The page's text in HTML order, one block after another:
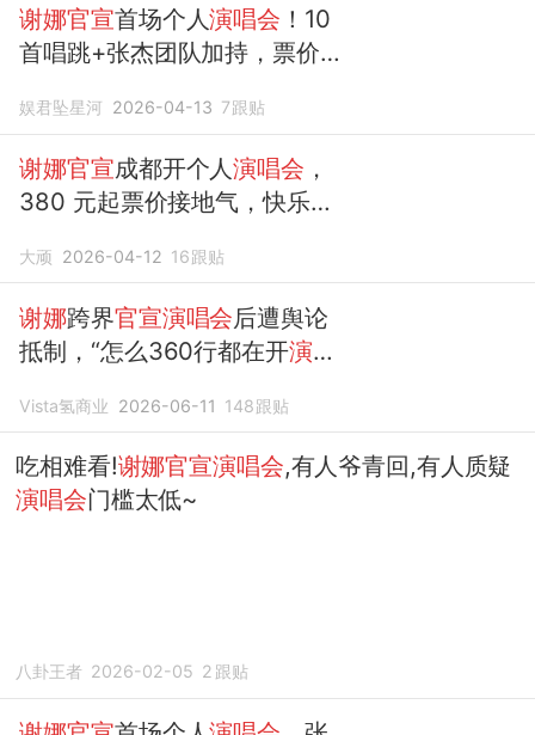
谢娜官宣首场个人演唱会 ！10
首唱跳+张杰团队加持，票价
娱君坠星河 2026-04-13 7跟贴
谢娜官宣成都开个人演唱会 ，
380 元起票价接地气，快乐舞
大顽 2026-04-12 16跟贴
谢娜跨界官宣演唱会后遭舆论
抵制，“怎么360行都在开演唱
Vista氢商业 2026-06-11 148跟贴
吃相难看!谢娜官宣演唱会,有人爷青回,有人质疑
演唱会门槛太低~
八卦王者 2026-02-05 2 跟贴